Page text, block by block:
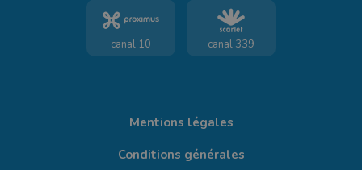
canal 10 canal 339
Mentions légales
Conditions générales